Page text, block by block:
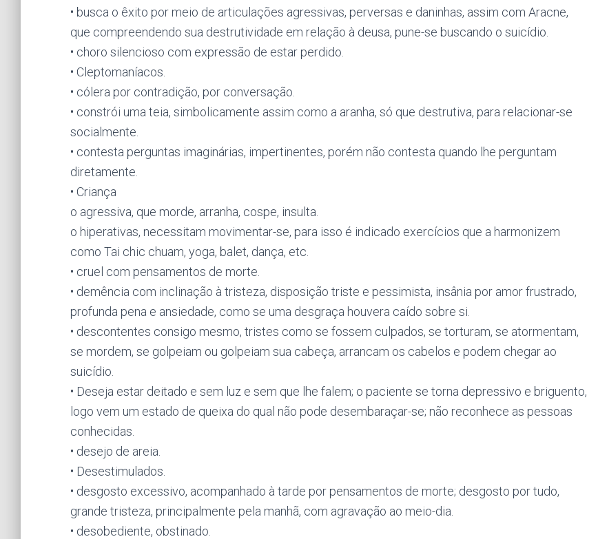
• busca o êxito por meio de articulações agressivas, perversas e daninhas, assim com Aracne,
que compreendendo sua destrutividade em relação à deusa, pune-se buscando o suicídio.
• choro silencioso com expressão de estar perdido.
• Cleptomaníacos.
• cólera por contradição, por conversação.
• constrói uma teia, simbolicamente assim como a aranha, só que destrutiva, para relacionar-se
socialmente.
• contesta perguntas imaginárias, impertinentes, porém não contesta quando lhe perguntam
diretamente.
• Criança
o agressiva, que morde, arranha, cospe, insulta.
o hiperativas, necessitam movimentar-se, para isso é indicado exercícios que a harmonizem
como Tai chic chuam, yoga, balet, dança, etc.
• cruel com pensamentos de morte.
• demência com inclinação à tristeza, disposição triste e pessimista, insânia por amor frustrado,
profunda pena e ansiedade, como se uma desgraça houvera caído sobre si.
• descontentes consigo mesmo, tristes como se fossem culpados, se torturam, se atormentam,
se mordem, se golpeiam ou golpeiam sua cabeça, arrancam os cabelos e podem chegar ao
suicídio.
• Deseja estar deitado e sem luz e sem que lhe falem; o paciente se torna depressivo e briguento,
logo vem um estado de queixa do qual não pode desembaraçar-se; não reconhece as pessoas
conhecidas.
• desejo de areia.
• Desestimulados.
• desgosto excessivo, acompanhado à tarde por pensamentos de morte; desgosto por tudo,
grande tristeza, principalmente pela manhã, com agravação ao meio-dia.
• desobediente, obstinado.